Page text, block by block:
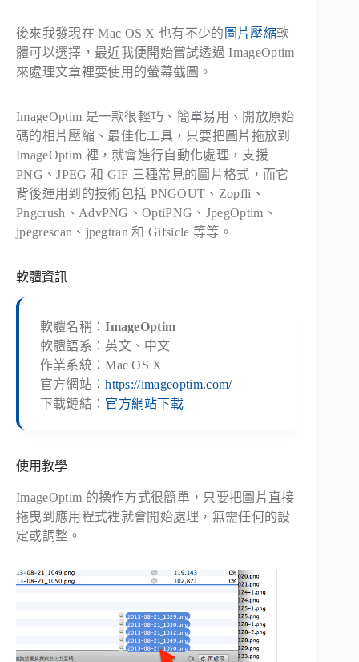
後來我發現在 Mac OS X 也有不少的 圖片壓縮軟
體可以選擇，最近我便開始嘗試透過 ImageOptim
來處理文章裡要使用的螢幕截圖。
ImageOptim 是一款很輕巧、簡單易用、開放原始
碼的相片壓縮、最佳化工具，只要把圖片拖放到
ImageOptim 裡，就會進行自動化處理，支援
PNG、JPEG 和 GIF 三種常見的圖片格式，而它
背後運用到的技術包括 PNGOUT、Zopfli、
Pngcrush、AdvPNG、OptiPNG、JpegOptim、
jpegrescan、jpegtran 和 Gifsicle 等等。
軟體資訊
軟體名稱：ImageOptim
軟體語系：英文、中文
作業系統：Mac OS X
官方網站：https://imageoptim.com/
下載鏈結： 官方網站下載
使用教學
ImageOptim 的操作方式很簡單，只要把圖片直接
拖曳到應用程式裡就會開始處理，無需任何的設
定或調整。